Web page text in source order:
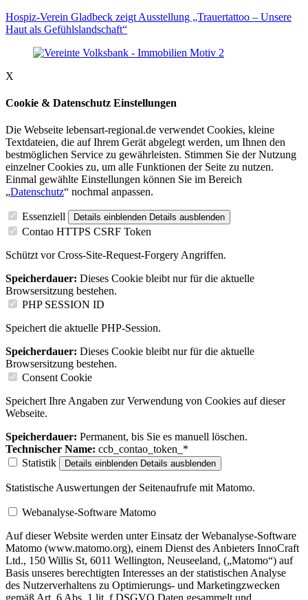
Hospiz-Verein Gladbeck zeigt Ausstellung „Trauertattoo – Unsere
Haut als Gefühlslandschaft“
X
Cookie & Datenschutz Einstellungen
Die Webseite lebensart-regional.de verwendet Cookies, kleine
Textdateien, die auf Ihrem Gerät abgelegt werden, um Ihnen den
bestmöglichen Service zu gewährleisten. Stimmen Sie der Nutzung
einzelner Cookies zu, um alle Funktionen der Seite zu nutzen.
Einmal gewählte Einstellungen können Sie im Bereich
„Datenschutz“ nochmal anpassen.
Essenziell Details einblenden Details ausblenden
Contao HTTPS CSRF Token
Schützt vor Cross-Site-Request-Forgery Angriffen.
Speicherdauer: Dieses Cookie bleibt nur für die aktuelle
Browsersitzung bestehen.
PHP SESSION ID
Speichert die aktuelle PHP-Session.
Speicherdauer: Dieses Cookie bleibt nur für die aktuelle
Browsersitzung bestehen.
Consent Cookie
Speichert Ihre Angaben zur Verwendung von Cookies auf dieser
Webseite.
Speicherdauer: Permanent, bis Sie es manuell löschen.
Technischer Name: ccb_contao_token_*
Statistik
Details einblenden Details ausblenden
Statistische Auswertungen der Seitenaufrufe mit Matomo.
Webanalyse-Software Matomo
Auf dieser Website werden unter Einsatz der Webanalyse-Software
Matomo (www.matomo.org), einem Dienst des Anbieters InnoCraft
Ltd., 150 Willis St, 6011 Wellington, Neuseeland, („Matomo“) auf
Basis unseres berechtigten Interesses an der statistischen Analyse
des Nutzerverhaltens zu Optimierungs- und Marketingzwecken